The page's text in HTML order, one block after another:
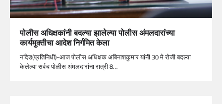
पोलीस अधिक्षकांनी बदल्या झालेल्या पोलीस अंमलदारांच्या
कार्यमुक्तीचा आदेश निर्गमित केला
नांदेड(प्रतिनिधी)-आज पोलीस अधिक्षक अबिनाशकुमार यांनी 30 मे रोजी बदल्या
केलेल्या सर्वच पोलीस अंमलदारांना रात्री 8…